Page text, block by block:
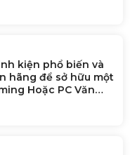
kiện phổ biến và
hãng để sở hữu một
Hoặc PC Văn